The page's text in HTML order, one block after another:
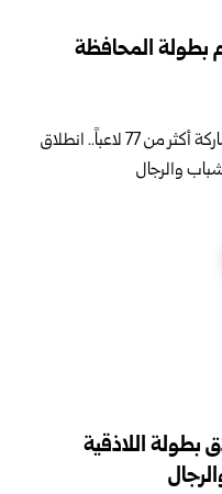
بطولة المحافظة
انطلاق بطولة اللاذقية